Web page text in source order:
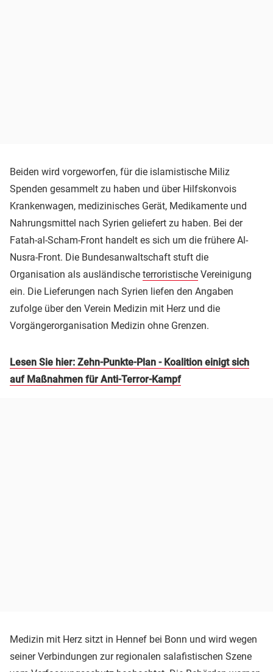
Beiden wird vorgeworfen, für die islamistische Miliz
Spenden gesammelt zu haben und über Hilfskonvois
Krankenwagen, medizinisches Gerät, Medikamente und
Nahrungsmittel nach Syrien geliefert zu haben. Bei der
Fatah-al-Scham-Front handelt es sich um die frühere Al-
Nusra-Front. Die Bundesanwaltschaft stuft die
Organisation als ausländische terroristische Vereinigung
ein. Die Lieferungen nach Syrien liefen den Angaben
zufolge über den Verein Medizin mit Herz und die
Vorgängerorganisation Medizin ohne Grenzen.
Lesen Sie hier: Zehn-Punkte-Plan - Koalition einigt sich
auf Maßnahmen für Anti-Terror-Kampf
Medizin mit Herz sitzt in Hennef bei Bonn und wird wegen
seiner Verbindungen zur regionalen salafistischen Szene